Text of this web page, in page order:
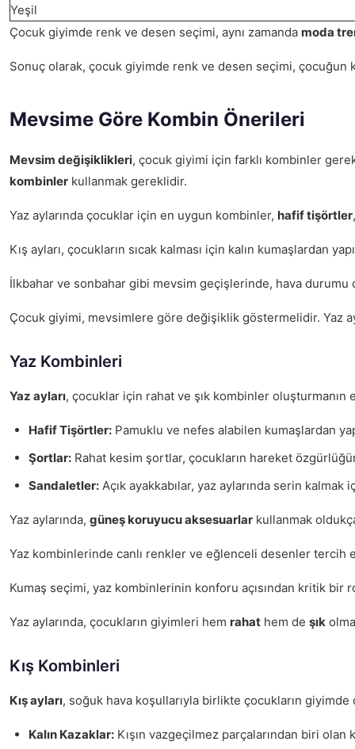
Yeşil
Çocuk giyimde renk ve desen seçimi, aynı zamanda moda
Sonuç olarak, çocuk giyimde renk ve desen seçimi, çocuğun
Mevsime Göre Kombin Önerileri
Mevsim değişiklikleri, çocuk giyimi için farklı kombinler
kombinler kullanmak gereklidir.
Yaz aylarında çocuklar için en uygun kombinler, hafif tişörtler
Kış ayları, çocukların sıcak kalması için kalın kumaşlardan
İlkbahar ve sonbahar gibi mevsim geçişlerinde, hava
Çocuk giyimi, mevsimlere göre değişiklik göstermelidir. Yaz
Yaz Kombinleri
Yaz ayları, çocuklar için rahat ve şık kombinler
Hafif Tişörtler: Pamuklu ve nefes alabilen kumaşlardan
Şortlar: Rahat kesim şortlar, çocukların hareket
Sandaletler: Açık ayakkabılar, yaz aylarında serin
Yaz aylarında, güneş koruyucu aksesuarlar kullanmak
Yaz kombinlerinde canlı renkler ve eğlenceli desenler tercih
Kumaş seçimi, yaz kombinlerinin konforu açısından kritik bir
Yaz aylarında, çocukların giyimleri hem rahat hem de şık
Kış Kombinleri
Kış ayları, soğuk hava koşullarıyla birlikte çocukların
Kalın Kazaklar: Kışın vazgeçilmez parçalarından biri